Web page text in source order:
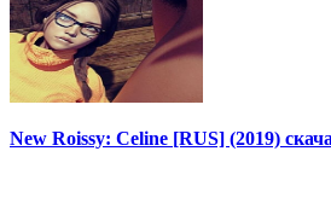
New Roissy: Celine [RUS] (2019)